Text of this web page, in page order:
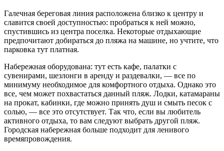
Галечная береговая линия расположена близко к центру и
славится своей доступностью: пробраться к ней можно,
спустившись из центра поселка. Некоторые отдыхающие
предпочитают добираться до пляжа на машине, но учтите, что
парковка тут платная.
Набережная оборудована: тут есть кафе, палатки с
сувенирами, шезлонги в аренду и раздевалки, — все по
минимуму необходимое для комфортного отдыха. Однако это
все, чем может похвастаться данный пляж. Лодки, катамараны
на прокат, кабинки, где можно принять душ и смыть песок с
солью, — все это отсутствует. Так что, если вы любитель
активного отдыха, то вам следуют выбрать другой пляж.
Городская набережная больше подходит для ленивого
времяпровождения.